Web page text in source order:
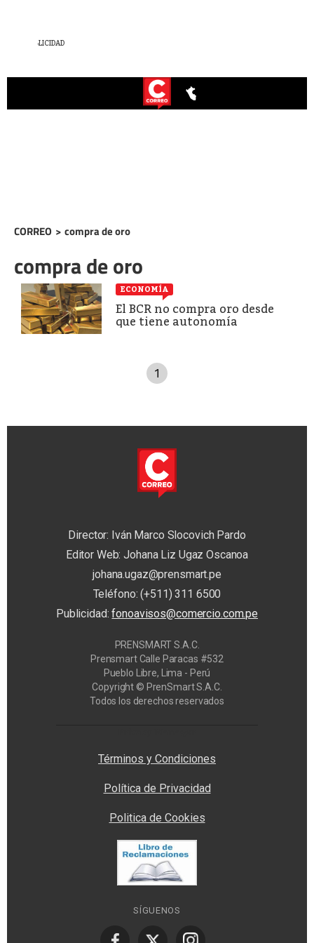
CORREO > compra de oro
compra de oro
ECONOMÍA
El BCR no compra oro desde
que tiene autonomía
1
Director: Iván Marco Slocovich Pardo
Editor Web: Johana Liz Ugaz Oscanoa
johana.ugaz@prensmart.pe
Teléfono: (+511) 311 6500
Publicidad:fonoavisos@comercio.com.pe
PRENSMART S.A.C.
Prensmart Calle Paracas #532
Pueblo Libre, Lima - Perú
Copyright © PrenSmart S.A.C.
Todos los derechos reservados
Términos y Condiciones
Política de Privacidad
Politica de Cookies
SÍGUENOS